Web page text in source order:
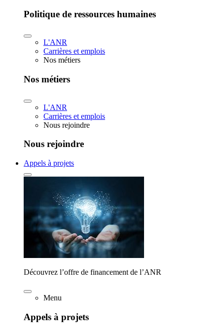
Politique de ressources humaines
L'ANR
Carrières et emplois
Nos métiers
Nos métiers
L'ANR
Carrières et emplois
Nous rejoindre
Nous rejoindre
Appels à projets
Découvrez l’offre de financement de l’ANR
Menu
Appels à projets